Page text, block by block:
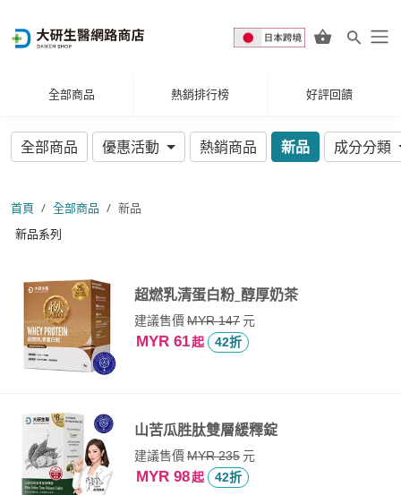
全部商品 熱銷排行榜 好評回饋
全部商品 優惠活動 熱銷商品 新品 成分分類
首頁 全部商品
新品
新品系列
超燃乳清蛋白粉_醇厚奶茶
建議售價MYR 147元
MYR 61起 42折
山苦瓜胜肽雙層緩釋錠
建議售價MYR 235元
MYR 98起 42折